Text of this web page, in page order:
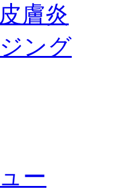
膚炎
ング
ー